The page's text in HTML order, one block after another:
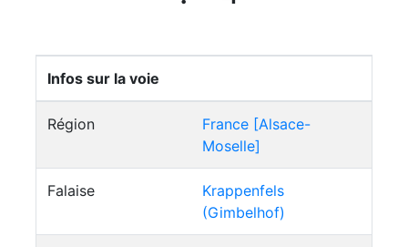
Infos sur la voie
Région
France [Alsace-
Moselle]
Falaise
Krappenfels
(Gimbelhof)